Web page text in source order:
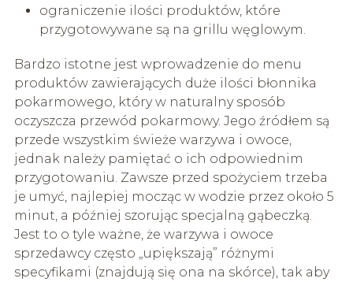
ograniczenie ilości produktów, które
przygotowywane są na grillu węglowym.
Bardzo istotne jest wprowadzenie do menu
produktów zawierających duże ilości błonnika
pokarmowego, który w naturalny sposób
oczyszcza przewód pokarmowy. Jego źródłem są
przede wszystkim świeże warzywa i owoce,
jednak należy pamiętać o ich odpowiednim
przygotowaniu. Zawsze przed spożyciem trzeba
je umyć, najlepiej mocząc w wodzie przez około 5
minut, a później szorując specjalną gąbeczką.
Jest to o tyle ważne, że warzywa i owoce
sprzedawcy często „upiększają” różnymi
specyfikami (znajdują się ona na skórce), tak aby